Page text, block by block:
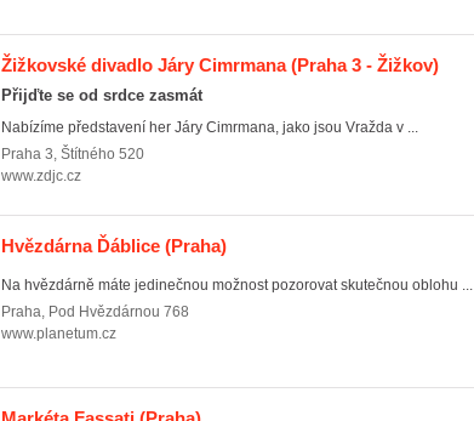
Žižkovské divadlo Járy Cimrmana(Praha 3 - Žižkov)
Přijďte se od srdce zasmát
Nabízíme představení her Járy Cimrmana, jako jsou Vražda v ...
Praha 3, Štítného 520
www.zdjc.cz
Hvězdárna Ďáblice (Praha)
Na hvězdárně máte jedinečnou možnost pozorovat skutečnou oblohu ...
Praha, Pod Hvězdárnou 768
www.planetum.cz